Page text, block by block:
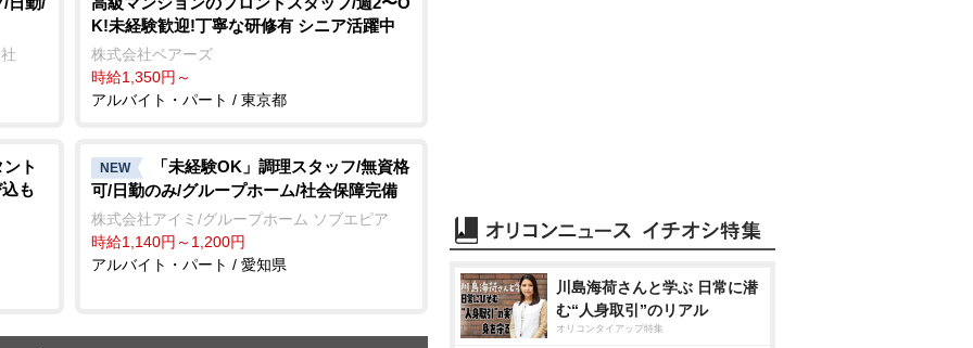
K!未経験歓迎!丁寧な研修有 シニア活躍中
株式会社ベアーズ
時給1,350円～
アルバイト・パート / 東京都
ト
も
NEW
「未経験OK」調理スタッフ/無資格
可/日勤のみ/グループホーム/社会保障完備
株式会社アイミ/グループホーム ソブエピア
時給1,140円～1,200円
アルバイト・パート / 愛知県
川島海荷さんと学ぶ 日常に潜
む“人身取引”のリアル
オリコンタイアップ特集